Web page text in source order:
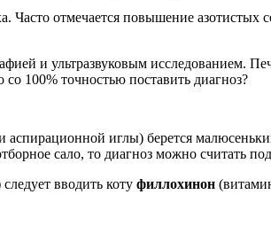
Часто отмечается повышение
и ультразвуковым исследованием.
100% точностью поставить диагноз?
иглы) берется
сало, то диагноз можно считать
вводить коту филлохинон